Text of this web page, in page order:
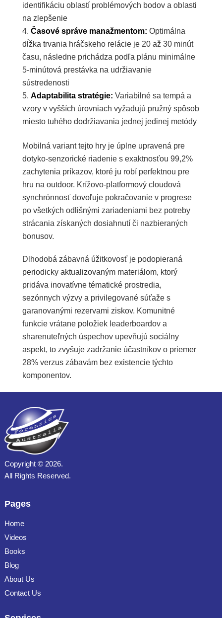
identifikáciu oblastí problémových bodov a oblasti
na zlepšenie
Časové správe manažmentom: Optimálna
dĺžka trvania hráčskeho relácie je 20 až 30 minút
času, následne prichádza podľa plánu minimálne
5-minútová prestávka na udržiavanie
sústredenosti
Adaptabilita stratégie: Variabilné sa tempá a
vzory v vyšších úrovniach vyžadujú pružný spôsob
miesto tuhého dodržiavania jednej jedinej metódy
Mobilná variant tejto hry je úplne upravená pre
dotyko-senzorické riadenie s exaktnosťou 99,2%
zachytenia príkazov, ktoré ju robí perfektnou pre
hru na outdoor. Krížovo-platformový cloudová
synchrónnosť dovoľuje pokračovanie v progrese
po všetkých odlišnými zariadeniami bez potreby
strácania získaných dosiahnutí či nazbieraných
bonusov.
Dlhodobá zábavná úžitkovosť je podopieraná
periodicky aktualizovaným materiálom, ktorý
pridáva inovatívne tématické prostredia,
sezónnych výzvy a privilegované súťaže s
garanovanými rezervami ziskov. Komunitné
funkcie vrátane položiek leaderboardov a
sharenuteľných úspechov upevňujú sociálny
aspekt, to zvyšuje zadržanie účastníkov o priemer
28% verzus zábavám bez existencie týchto
komponentov.
Copyright © 2026.
All Rights Reserved.
Pages
Home
Videos
Books
Blog
About Us
Contact Us